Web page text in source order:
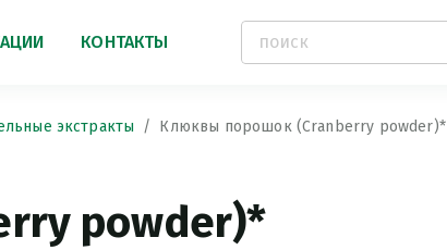
КОНТАКТЫ
экстракты Клюквы порошок (Cranberry powder)*
powder)*